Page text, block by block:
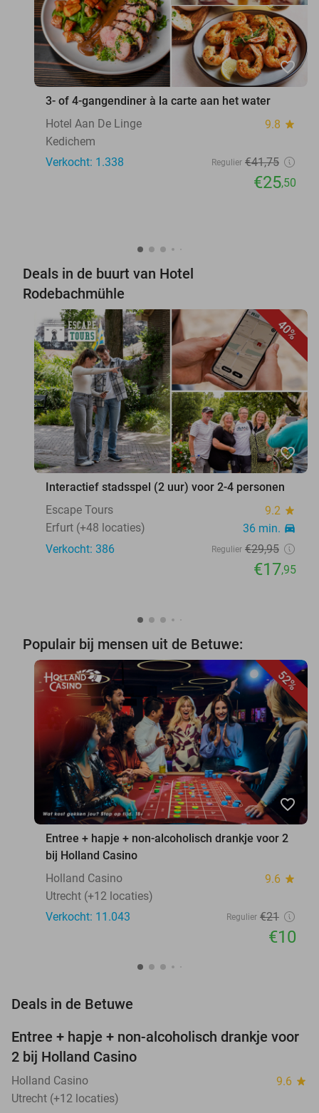
favorite_border
3- of 4-gangendiner à la carte aan het water
Hotel Aan De Linge
9.8 star
Kedichem
Verkocht: 1.338
Regulier €41,75
€25,50
Deals in de buurt van Hotel
Rodebachmühle
40%
favorite_border
Interactief stadsspel (2 uur) voor 2-4 personen
Escape Tours
9.2 star
Erfurt (+48 locaties) 36 min. directions_car
Verkocht: 386 Regulier €29,95
€17,95
Populair bij mensen uit de Betuwe:
52%
favorite_border
Entree + hapje + non-alcoholisch drankje voor 2
bij Holland Casino
Holland Casino
9.6 star
Utrecht (+12 locaties)
Verkocht: 11.043
Regulier €21
€10
Deals in de Betuwe
52%
Entree + hapje + non-alcoholisch drankje voor
2 bij Holland Casino
Holland Casino 9.6 star
Utrecht (+12 locaties)